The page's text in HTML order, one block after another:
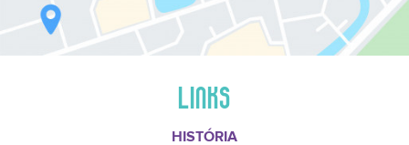
LINKS
HISTÓRIA